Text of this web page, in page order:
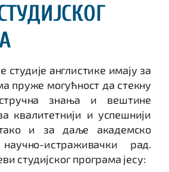
англистике имају за
пруже могућност да стекну
знања и вештине
квалитетнији и успешнији
и за даље академско
истраживачки рад.
студијског програма јесу: